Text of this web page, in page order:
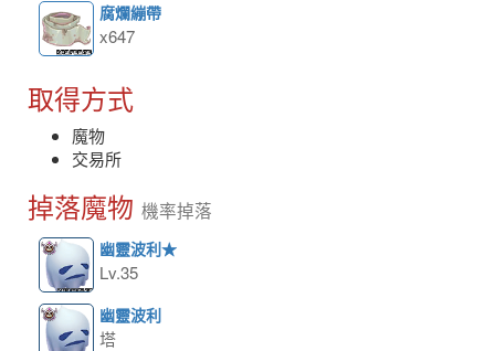
腐爛繃帶
x647
取得方式
魔物
交易所
掉落魔物 機率掉落
幽靈波利★
Lv.35
幽靈波利
塔